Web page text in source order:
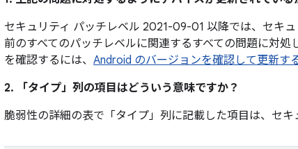
セキュリティ パッチレベル 2021-09-01 以降では、セキ
前のすべてのパッチレベルに関連するすべての問題に対
を確認するには、 Android のバージョンを確認して更新す
2. 「タイプ」 列の項目はどういう意味ですか？
脆弱性の詳細の表で「タイプ」 列に記載した項目は、セキ